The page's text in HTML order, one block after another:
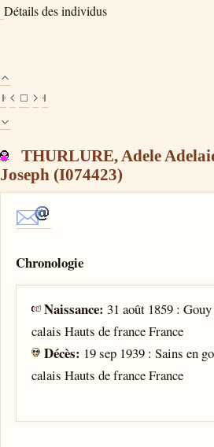
Détails des individus
THURLURE, Adele
Joseph (I074423)
Chronologie
Naissance:31 août 1859 :
calais Hauts de france France
Décès: 19 sep 1939 : Sains en
calais Hauts de france France